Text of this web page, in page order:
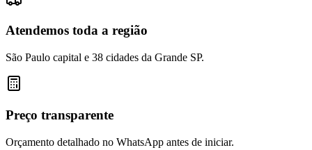
Atendemos toda a região
São Paulo capital e 38 cidades da Grande SP.
Preço transparente
Orçamento detalhado no WhatsApp antes de iniciar.